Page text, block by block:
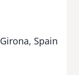
Spain